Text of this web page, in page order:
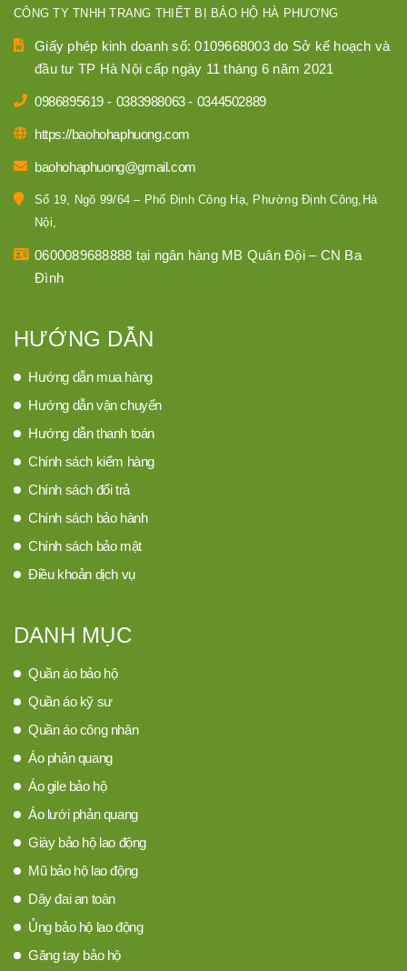
CÔNG TY TNHH TRANG THIẾT BỊ BẢO HỘ HÀ PHƯƠNG
Giấy phép kinh doanh số: 0109668003 do Sở kế hoạch và
đầu tư TP Hà Nội cấp ngày 11 tháng 6 năm 2021
0986895619 - 0383988063- 0344502889
https://baohohaphuong.com
baohohaphuong@gmail.com
Số 19, Ngõ 99/64 – Phố Định Công Hạ, Phường Định Công,Hà
Nội,
0600089688888 tại ngân hàng MB Quân Đội – CN Ba
Đình
HƯỚNG DẪN
Hướng dẫn mua hàng
Hướng dẫn vận chuyển
Hướng dẫn thanh toán
Chính sách kiểm hàng
Chính sách đổi trả
Chính sách bảo hành
Chính sách bảo mật
Điều khoản dịch vụ
DANH MỤC
Quần áo bảo hộ
Quần áo kỹ sư
Quần áo công nhân
Áo phản quang
Áo gile bảo hộ
Áo lưới phản quang
Giày bảo hộ lao động
Mũ bảo hộ lao động
Dây đai an toàn
Ủng bảo hộ lao động
Găng tay bảo hộ